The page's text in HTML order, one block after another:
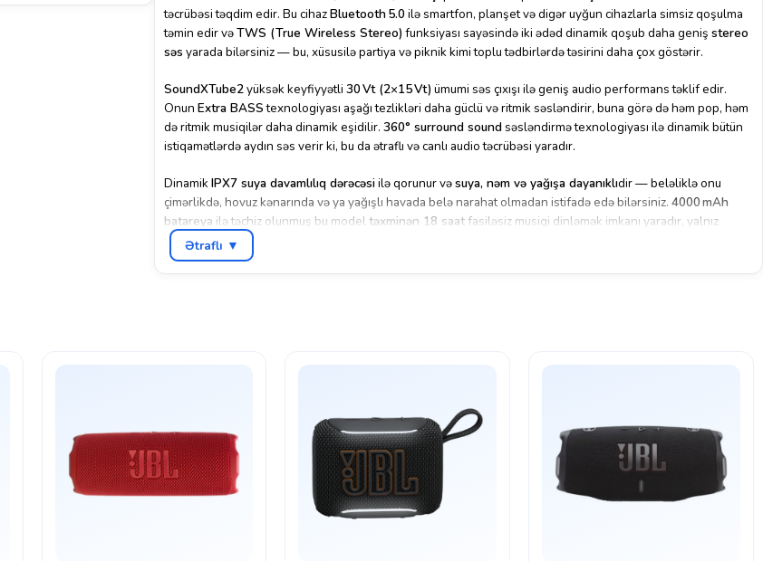
təcrübəsi təqdim edir. Bu cihazBluetooth 5.0 ilə smartfon, planşet və digər uyğun cihazlarla simsiz qoşulma
təmin edir vəTWS (True Wireless Stereo) funksiyası sayəsində iki ədəd dinamik qoşub daha geniş stereo
səs yarada bilərsiniz — bu, xüsusilə partiya və piknik kimi toplu tədbirlərdə təsirini daha çox göstərir.
SoundXTube2yüksək keyfiyyətli 30 Vt (2×15 Vt) ümumi səs çıxışı ilə geniş audio performans təklif edir.
Onun Extra BASStexnologiyası aşağı tezlikləri daha güclü və ritmik səsləndirir, buna görə də həm pop, həm
də ritmik musiqilər daha dinamik eşidilir. 360° surround soundsəsləndirmə texnologiyası ilə dinamik bütün
istiqamətlərdə aydın səs verir ki, bu da ətraflı və canlı audio təcrübəsi yaradır.
Dinamik IPX7 suya davamlılıq dərəcəsiilə qorunur vəsuya, nəm və yağışa dayanıklıdir — beləliklə onu
çimərlikdə, hovuz kənarında və ya yağışlı havada belə narahat olmadan istifadə edə bilərsiniz. 4000 mAh
batareya ilə təchiz olunmuş bu model təxminən 18 saat fasiləsiz musiqi dinləmək imkanı yaradır, yalnız
təxminən 3 saattam şarj üçün kifayətdir.
Ətraflı ▼